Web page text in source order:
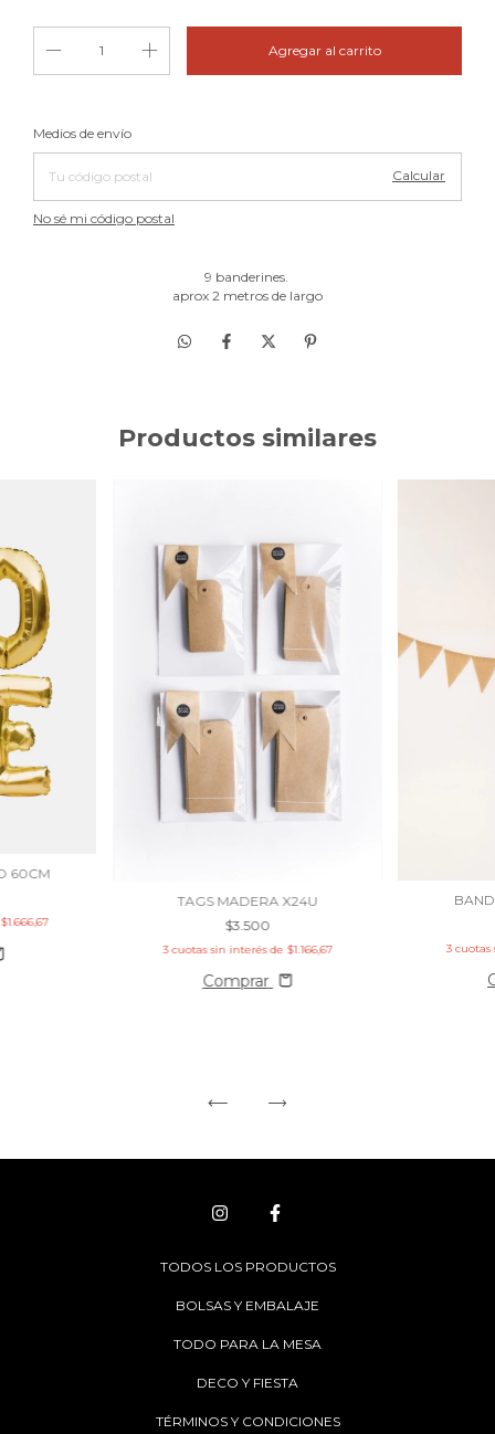
Entregas para el CP:
Medios de envío
Calcular
No sé mi código postal
9 banderines.
aprox 2 metros de largo
Productos similares
60CM
$1.666,67
TAGS MADERA X24U
$3.500
3 cuotas sin interés de $1.166,67
Comprar
3
TODOS LOS PRODUCTOS
BOLSAS Y EMBALAJE
TODO PARA LA MESA
DECO Y FIESTA
TÉRMINOS Y CONDICIONES